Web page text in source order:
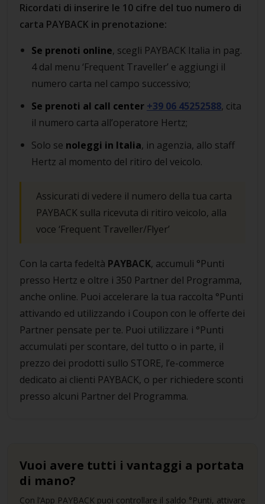
Ricordati di inserire le 10 cifre del tuo numero di
carta PAYBACK in prenotazione:
Se prenoti online, scegli PAYBACK Italia in pag.
4 dal menu ‘Frequent Traveller’ e aggiungi il
numero carta nel campo successivo;
Se prenoti al call center +39 06 45252588, cita
il numero carta all’operatore Hertz;
Solo se noleggi in Italia, in agenzia, allo staff
Hertz al momento del ritiro del veicolo.
Assicurati di vedere il numero della tua carta
PAYBACK sulla ricevuta di ritiro veicolo, alla
voce ‘Frequent Traveller/Flyer’
Con la carta fedeltà PAYBACK, accumuli °Punti
presso Hertz e oltre i 350 Partner del Programma,
anche online. Puoi accelerare la tua raccolta °Punti
attivando ed utilizzando i Coupon con le offerte dei
Partner pensate per te. Puoi utilizzare i °Punti
accumulati per scontare, del tutto o in parte, il
prezzo dei prodotti sullo STORE, l’e-commerce
dedicato ai clienti PAYBACK, o per richiedere sconti
presso alcuni Partner del Programma.
Vuoi avere tutti i vantaggi a portata
di mano?
Con l’App PAYBACK puoi controllare il saldo °Punti, attivare